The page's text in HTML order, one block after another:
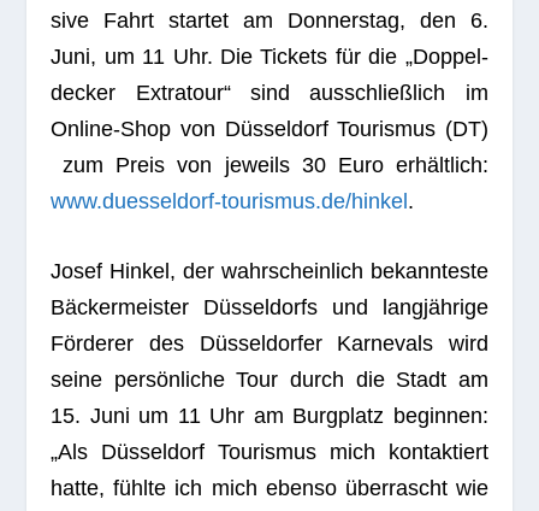
sive Fahrt star­tet am Don­ners­tag, den 6.
Juni, um 11 Uhr. Die Tickets für die „Dop­pel­
de­cker Extra­tour“ sind aus­schließ­lich im
Online-Shop von Düs­sel­dorf Tou­ris­mus (DT)
zum Preis von jeweils 30 Euro erhält­lich:
www.duesseldorf-tourismus.de/hinkel.
Josef Hin­kel, der wahr­schein­lich bekann­teste
Bäcker­meis­ter Düs­sel­dorfs und lang­jäh­rige
För­de­rer des Düs­sel­dor­fer Kar­ne­vals wird
seine per­sön­li­che Tour durch die Stadt am
15. Juni um 11 Uhr am Burg­platz begin­nen:
„Als Düs­sel­dorf Tou­ris­mus mich kon­tak­tiert
hatte, fühlte ich mich ebenso über­rascht wie